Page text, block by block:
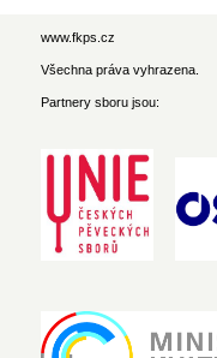
www.fkps.cz
Všechna práva vyhrazena.
Partnery sboru jsou: